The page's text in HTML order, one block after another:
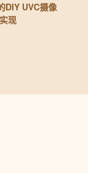
DIY UVC摄像
现